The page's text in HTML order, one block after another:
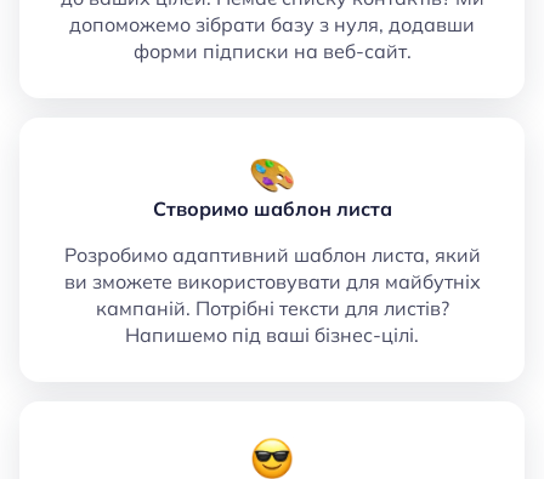
допоможемо зібрати базу з нуля, додавши
форми підписки на веб-сайт.
Створимо шаблон листа
Розробимо адаптивний шаблон листа, який
ви зможете використовувати для майбутніх
кампаній. Потрібні тексти для листів?
Напишемо під ваші бізнес-цілі.